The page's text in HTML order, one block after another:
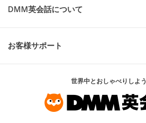
DMM英会話について
お客様サポート
世界中とおしゃべりしよう